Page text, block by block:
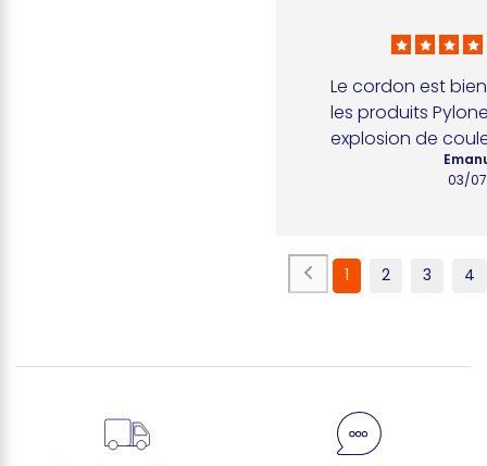
Le cordon est
les produits
explosion de
03/
1 2 3 4